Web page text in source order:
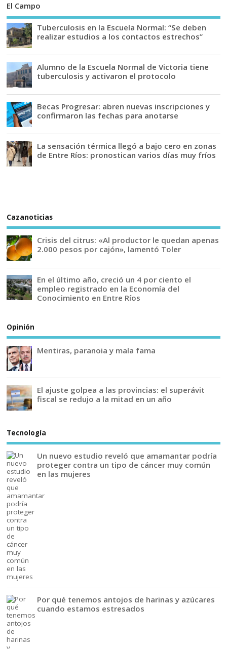
El Campo
Tuberculosis en la Escuela Normal: “Se deben
realizar estudios a los contactos estrechos”
Alumno de la Escuela Normal de Victoria tiene
tuberculosis y activaron el protocolo
Becas Progresar: abren nuevas inscripciones y
confirmaron las fechas para anotarse
La sensación térmica llegó a bajo cero en zonas
de Entre Ríos: pronostican varios días muy fríos
Cazanoticias
Crisis del citrus: «Al productor le quedan apenas
2.000 pesos por cajón», lamentó Toler
En el último año, creció un 4 por ciento el
empleo registrado en la Economía del
Conocimiento en Entre Ríos
Opinión
Mentiras, paranoia y mala fama
El ajuste golpea a las provincias: el superávit
fiscal se redujo a la mitad en un año
Tecnología
Un nuevo estudio reveló que amamantar podría
proteger contra un tipo de cáncer muy común
en las mujeres
Por qué tenemos antojos de harinas y azúcares
cuando estamos estresados